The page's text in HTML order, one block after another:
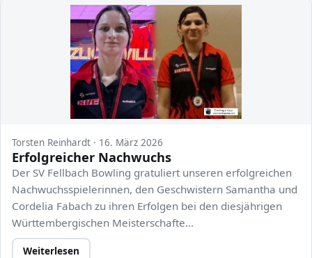
Torsten Reinhardt · 16. März 2026
Erfolgreicher Nachwuchs
Der SV Fellbach Bowling gratuliert unseren erfolgreichen
Nachwuchsspielerinnen, den Geschwistern Samantha und
Cordelia Fabach zu ihren Erfolgen bei den diesjährigen
Württembergischen Meisterschafte…
Weiterlesen